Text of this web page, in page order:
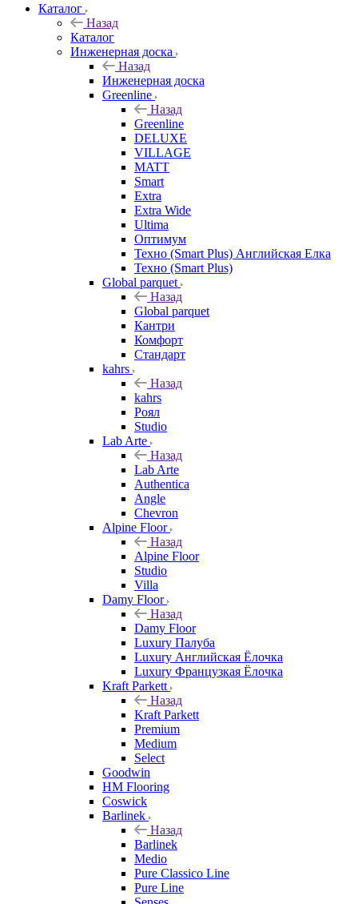
Каталог
Назад
Каталог
Инженерная доска
Назад
Инженерная доска
Greenline
Назад
Greenline
DELUXE
VILLAGE
MATT
Smart
Extra
Extra Wide
Ultima
Оптимум
Техно (Smart Plus) Английская Елка
Техно (Smart Plus)
Global parquet
Назад
Global parquet
Кантри
Комфорт
Стандарт
kahrs
Назад
kahrs
Роял
Studio
Lab Arte
Назад
Lab Arte
Authentica
Angle
Chevron
Alpine Floor
Назад
Alpine Floor
Studio
Villa
Damy Floor
Назад
Damy Floor
Luxury Палуба
Luxury Английская Ёлочка
Luxury Французкая Ёлочка
Kraft Parkett
Назад
Kraft Parkett
Premium
Medium
Select
Goodwin
HM Flooring
Coswick
Barlinek
Назад
Barlinek
Medio
Pure Classico Line
Pure Line